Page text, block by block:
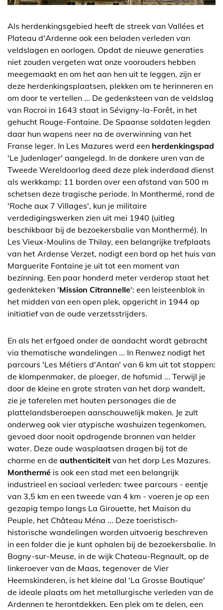
Als herdenkingsgebied heeft de streek van Vallées et
Plateau d'Ardenne ook een beladen verleden van
veldslagen en oorlogen. Opdat de nieuwe generaties
niet zouden vergeten wat onze voorouders hebben
meegemaakt en om het aan hen uit te leggen, zijn er
deze herdenkingsplaatsen, plekken om te herinneren en
om door te vertellen ... De gedenksteen van de veldslag
van Rocroi in 1643 staat in Sévigny-la-Forêt, in het
gehucht Rouge-Fontaine. De Spaanse soldaten legden
daar hun wapens neer na de overwinning van het
Franse leger. In Les Mazures werd een herdenkingspad
'Le Judenlager' aangelegd. In de donkere uren van de
Tweede Wereldoorlog deed deze plek inderdaad dienst
als werkkamp: 11 borden over een afstand van 500 m
schetsen deze tragische periode. In Monthermé, rond de
'Roche aux 7 Villages', kun je militaire
verdedigingswerken zien uit mei 1940 (uitleg
beschikbaar bij de bezoekersbalie van Monthermé). In
Les Vieux-Moulins de Thilay, een belangrijke trefplaats
van het Ardense Verzet, nodigt een bord op het huis van
Marguerite Fontaine je uit tot een moment van
bezinning. Een paar honderd meter verderop staat het
gedenkteken 'Mission Citronnelle': een leisteenblok in
het midden van een open plek, opgericht in 1944 op
initiatief van de oude verzetsstrijders.
En als het erfgoed onder de aandacht wordt gebracht
via thematische wandelingen ... In Renwez nodigt het
parcours 'Les Métiers d'Antan' van 6 km uit tot stappen:
de klompenmaker, de ploeger, de hofsmid ... Terwijl je
door de kleine en grote straten van het dorp wandelt,
zie je taferelen met houten personages die de
plattelandsberoepen aanschouwelijk maken. Je zult
onderweg ook vier atypische washuizen tegenkomen,
gevoed door nooit opdrogende bronnen van helder
water. Deze oude wasplaatsen dragen bij tot de
charme en de authenticiteit van het dorp Les Mazures.
Monthermé is ook een stad met een belangrijk
industrieel en sociaal verleden: twee parcours - eentje
van 3,5 km en een tweede van 4 km - voeren je op een
gezapig tempo langs La Girouette, het Maison du
Peuple, het Château Ména ... Deze toeristisch-
historische wandelingen worden uitvoerig beschreven
in een folder die je kunt ophalen bij de bezoekersbalie. In
Bogny-sur-Meuse, in de wijk Chateau-Regnault, op de
linkeroever van de Maas, tegenover de Vier
Heemskinderen, is het kleine dal 'La Grosse Boutique'
de ideale plaats om het metallurgische verleden van de
Ardennen te herontdekken. Een plek om te delen, een